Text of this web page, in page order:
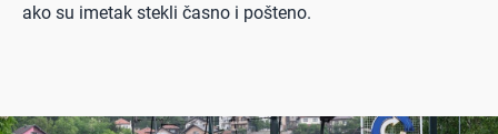
ako su imetak stekli časno i pošteno.